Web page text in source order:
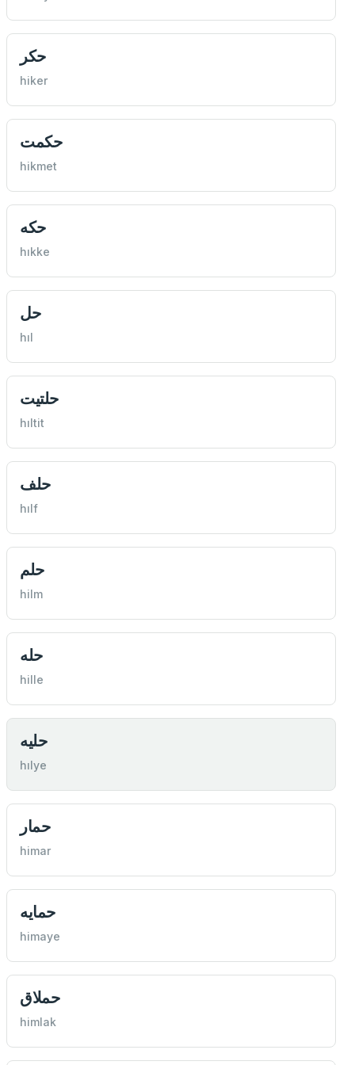
حكر
hiker
حكمت
hikmet
حكه
hıkke
حل
hıl
حلتيت
hıltit
حلف
hılf
حلم
hilm
حله
hille
حليه
hılye
حمار
himar
حمايه
himaye
حملاق
himlak